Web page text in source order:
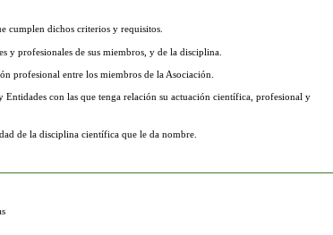
cumplen dichos criterios y requisitos.
y profesionales de sus miembros, y de la disciplina.
profesional entre los miembros de la Asociación.
Entidades con las que tenga relación su actuación científica, profesional y
de la disciplina científica que le da nombre.